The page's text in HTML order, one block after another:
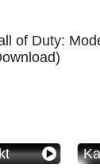
of Duty: